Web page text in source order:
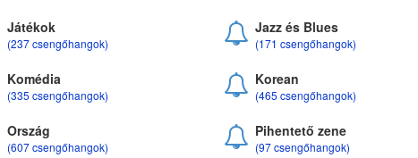
Játékok
(237 csengőhangok)
Jazz és Blues
(171 csengőhangok)
Komédia
(335 csengőhangok)
Korean
(465 csengőhangok)
Ország
(607 csengőhangok)
Pihentető zene
(97 csengőhangok)